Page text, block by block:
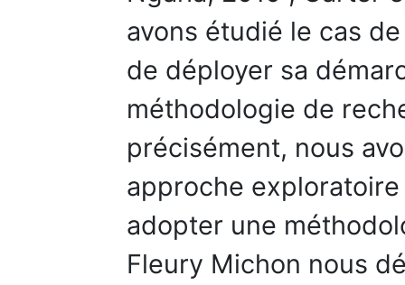
avons étudié le cas
de déployer sa
méthodologie de
précisément, nous
approche
adopter une
Fleury Michon nous